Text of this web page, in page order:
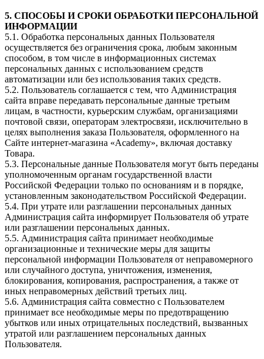
5. СПОСОБЫ И СРОКИ ОБРАБОТКИ ПЕРСОНАЛЬНОЙ
ИНФОРМАЦИИ
5.1. Обработка персональных данных Пользователя
осуществляется без ограничения срока, любым законным
способом, в том числе в информационных системах
персональных данных с использованием средств
автоматизации или без использования таких средств.
5.2. Пользователь соглашается с тем, что Администрация
сайта вправе передавать персональные данные третьим
лицам, в частности, курьерским службам, организациями
почтовой связи, операторам электросвязи, исключительно в
целях выполнения заказа Пользователя, оформленного на
Сайте интернет-магазина «Academy», включая доставку
Товара.
5.3. Персональные данные Пользователя могут быть переданы
уполномоченным органам государственной власти
Российской Федерации только по основаниям и в порядке,
установленным законодательством Российской Федерации.
5.4. При утрате или разглашении персональных данных
Администрация сайта информирует Пользователя об утрате
или разглашении персональных данных.
5.5. Администрация сайта принимает необходимые
организационные и технические меры для защиты
персональной информации Пользователя от неправомерного
или случайного доступа, уничтожения, изменения,
блокирования, копирования, распространения, а также от
иных неправомерных действий третьих лиц.
5.6. Администрация сайта совместно с Пользователем
принимает все необходимые меры по предотвращению
убытков или иных отрицательных последствий, вызванных
утратой или разглашением персональных данных
Пользователя.